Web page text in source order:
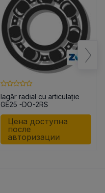
lagăr radial cu articulație
GE25 -DO-2RS
Цена доступна
после
авторизации